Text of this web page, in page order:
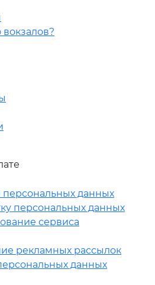
вокзалов?
персональных данных
персональных данных
сервиса
рекламных рассылок
данных